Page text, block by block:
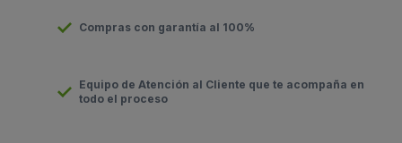
Compras con garantía al 100%
Equipo de Atención al Cliente que te acompaña en
todo el proceso